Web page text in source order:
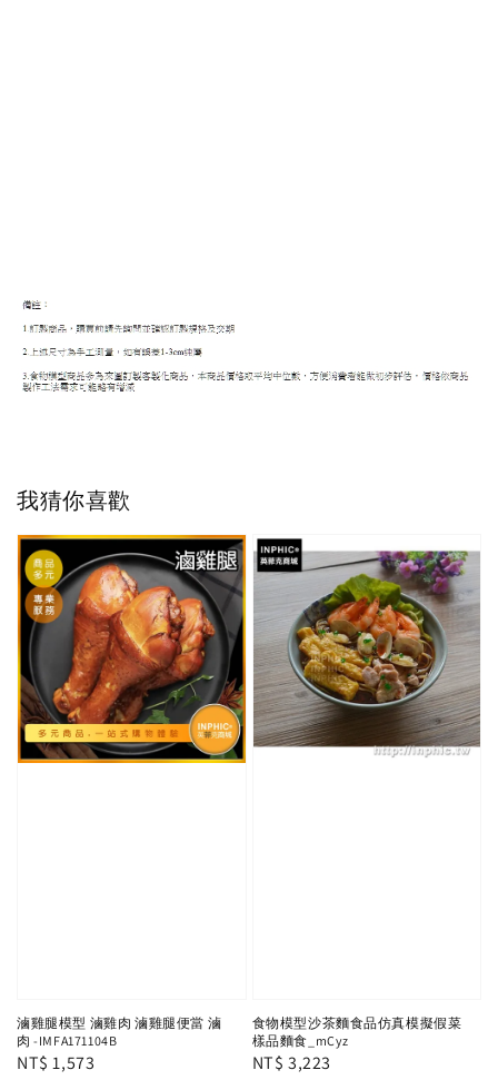
我猜你喜歡
滷雞腿模型 滷雞肉 滷雞腿便當 滷
肉 -IMFA171104B
Regular
NT$ 1,573
食物模型沙茶麵食品仿真模擬假菜
樣品麵食_mCyz
Regular
NT$ 3,223